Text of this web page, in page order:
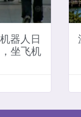
器人日
坐飞机